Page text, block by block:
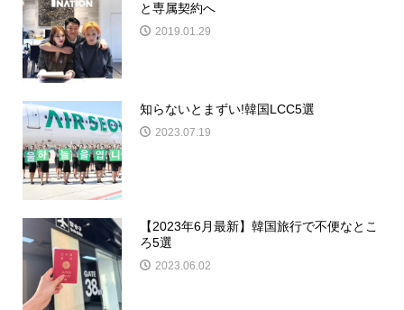
と専属契約へ
2019.01.29
知らないとまずい!韓国LCC5選
2023.07.19
【2023年6月最新】韓国旅行で不便なとこ
ろ5選
2023.06.02